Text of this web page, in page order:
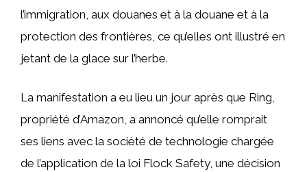
l’immigration, aux douanes et à la douane et à la
protection des frontières, ce qu’elles ont illustré en
jetant de la glace sur l’herbe.
La manifestation a eu lieu un jour après que Ring,
propriété d’Amazon, a annoncé qu’elle romprait
ses liens avec la société de technologie chargée
de l’application de la loi Flock Safety, une décision